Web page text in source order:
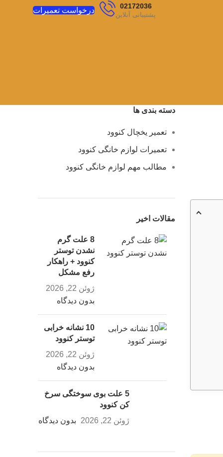
02172036
پشتیبانی آنلاین
درخواست تعمیرات
دسته بندی ها
تعمیر یخچال کنوود
تعمیرات لوازم خانگی کنوود
مطالب مهم لوازم خانگی کنوود
مقالات اخیر
8 علت گرم
نشدن توستر
کنوود + راهکار
رفع مشکل
ژوئن 22, 2026
بدون دیدگاه
10 نشانه خرابی
توستر کنوود
ژوئن 22, 2026
بدون دیدگاه
5 علت بوی سوختگی سرخ
کن کنوود
ژوئن 22, 2026
بدون دیدگاه